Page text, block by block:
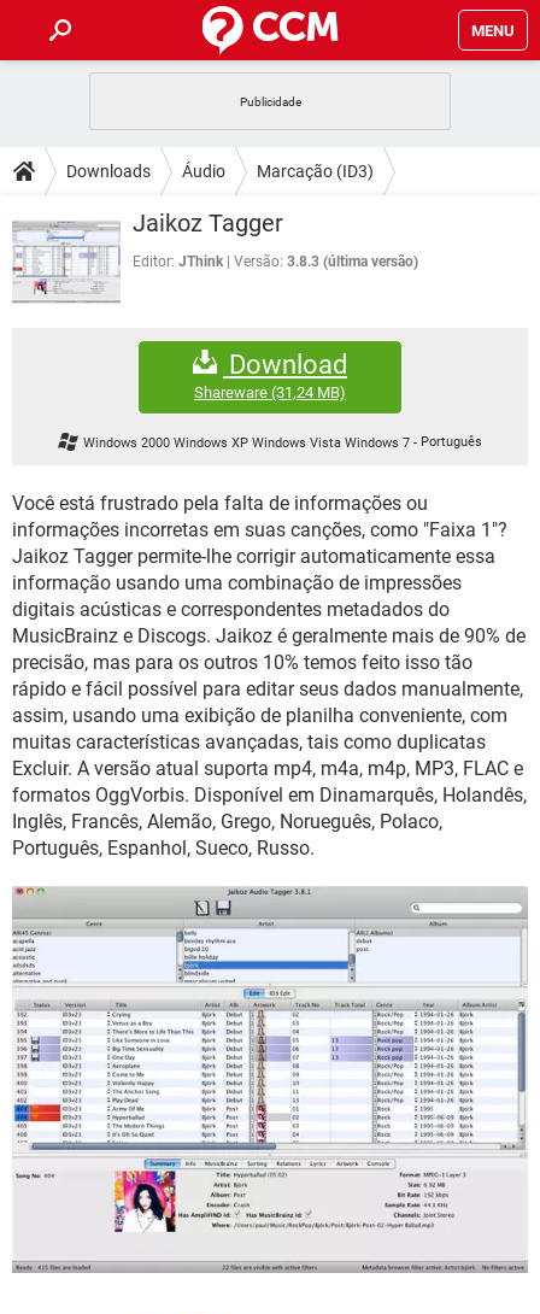
MENU
CELULAR FACEBOOK
OUTLOOK
INSTAGRAM GMAIL
GUIA DE COMPRAS
DICAS
JOGOS
CELULAR
OUTLOOK
DOWNLOADS
JOGOS WHATSAPP
CELULAR
EXCEL
GMAIL
FÓRUM
FACEBOOK
EXCEL
INSTAGRAM GMAIL
WHATSAPP
INSTAGRAM GMAIL
GUIA DE COMPRAS
Downloads Áudio Marcação (ID3)
Jaikoz Tagger
Editor: JThink Versão: 3.8.3 (última versão)
Download
Shareware (31,24 MB)
Windows 2000 Windows XP Windows Vista Windows 7 - Português
Você está frustrado pela falta de informações ou
informações incorretas em suas canções, como "Faixa 1"?
Jaikoz Tagger permite-lhe corrigir automaticamente essa
informação usando uma combinação de impressões
digitais acústicas e correspondentes metadados do
MusicBrainz e Discogs. Jaikoz é geralmente mais de 90% de
precisão, mas para os outros 10% temos feito isso tão
rápido e fácil possível para editar seus dados manualmente,
assim, usando uma exibição de planilha conveniente, com
muitas características avançadas, tais como duplicatas
Excluir. A versão atual suporta mp4, m4a, m4p, MP3, FLAC e
formatos OggVorbis. Disponível em Dinamarquês, Holandês,
Inglês, Francês, Alemão, Grego, Norueguês, Polaco,
Português, Espanhol, Sueco, Russo.